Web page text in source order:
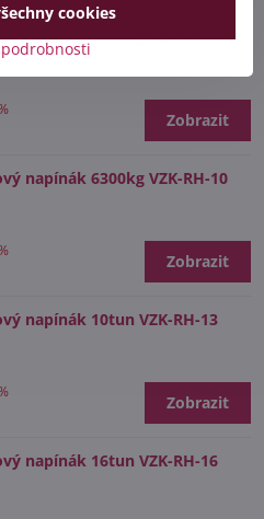
napínák 4000kg VZK-RH-08
Zobrazit
napínák 6300kg VZK-RH-10
Zobrazit
napínák 10tun VZK-RH-13
Zobrazit
napínák 16tun VZK-RH-16
cookies